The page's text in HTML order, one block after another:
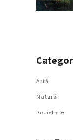
Artǎ
Natură
Societate